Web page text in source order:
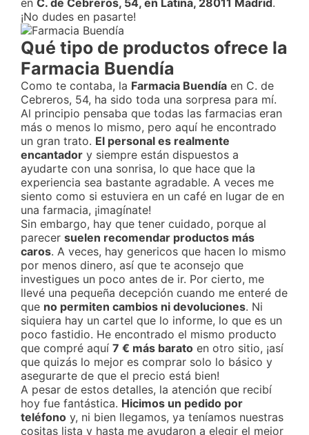
en C. de Cebreros, 54, en Latina, 28011 Madrid .
¡No dudes en pasarte!
Qué tipo de productos ofrece la
Farmacia Buendía
Como te contaba, la Farmacia Buendía en C. de
Cebreros, 54, ha sido toda una sorpresa para mí.
Al principio pensaba que todas las farmacias eran
más o menos lo mismo, pero aquí he encontrado
un gran trato. El personal es realmente
encantador y siempre están dispuestos a
ayudarte con una sonrisa, lo que hace que la
experiencia sea bastante agradable. A veces me
siento como si estuviera en un café en lugar de en
una farmacia, ¡imagínate!
Sin embargo, hay que tener cuidado, porque al
parecer suelen recomendar productos más
caros. A veces, hay genericos que hacen lo mismo
por menos dinero, así que te aconsejo que
investigues un poco antes de ir. Por cierto, me
llevé una pequeña decepción cuando me enteré de
que no permiten cambios ni devoluciones. Ni
siquiera hay un cartel que lo informe, lo que es un
poco fastidio. He encontrado el mismo producto
que compré aquí 7 € más barato en otro sitio, ¡así
que quizás lo mejor es comprar solo lo básico y
asegurarte de que el precio está bien!
A pesar de estos detalles, la atención que recibí
hoy fue fantástica. Hicimos un pedido por
teléfono y, ni bien llegamos, ya teníamos nuestras
cositas lista y hasta me ayudaron a elegir el mejor